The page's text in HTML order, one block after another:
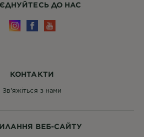
ВЕБ-САЙТУ
КОНТАКТИ
Зв'яжіться з нами
ДО НАС